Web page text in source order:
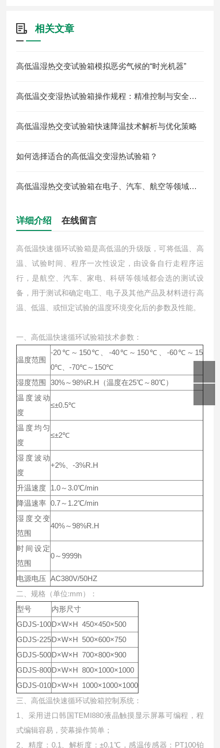
相关文章
高低温湿热交变试验箱模拟恶劣气候的“时光机器”
高低温交变湿热试验箱操作规程：精准控制与安全防护全解析
高低温湿热交变试验箱快速降温技术解析与优化策略
如何选择适合的高低温交变湿热试验箱？
高低温湿热交变试验箱在电子、汽车、航空等领域中的应用
详细介绍 在线留言
高低温快速循环试验箱是高低温的升级版，可将低温、高
温、试验时间、程序一次性设定，由设备自行走程序运
行，是航空、汽车、家电、科研等领域都会选的测试设
备，用于测试和确定电工、电子及其他产品及材料进行高
温、低温、或恒定试验的温度环境变化后的参数及性能。
一、高低温快速循环试验箱技术参数：
温度范围
-20℃～150℃、-40℃～150℃、-60℃～15
0℃、-70℃～150℃
湿度范围
30%～98%R.H（温度在25℃～80℃）
温度波动
度
≤±0.5℃
温度均匀
度
≤±2℃
湿度波动
度
+2%、-3%R.H
升温速度 1.0～3.0℃/min
降温速率 0.7～1.2℃/min
湿度交变
范围
40%～98%R.H
时间设定
范围
0～9999h
电源电压
AC380V/50HZ
二、规格（单位:mm）：
型号
内形尺寸
GDJS-100D×W×H 450×450×500
GDJS-225D×W×H 500×600×750
GDJS-500D×W×H 700×800×900
GDJS-800D×W×H 800×1000×1000
GDJS-010D×W×H 1000×1000×1000
三、高低温快速循环试验箱控制系统：
1、采用进口韩国TEMI880液晶触摸显示屏幕可编程，程
式编辑容易，荧幕操作简单；
2、精度：0.1、解析度：±0.1℃，感温传感器：PT100铂